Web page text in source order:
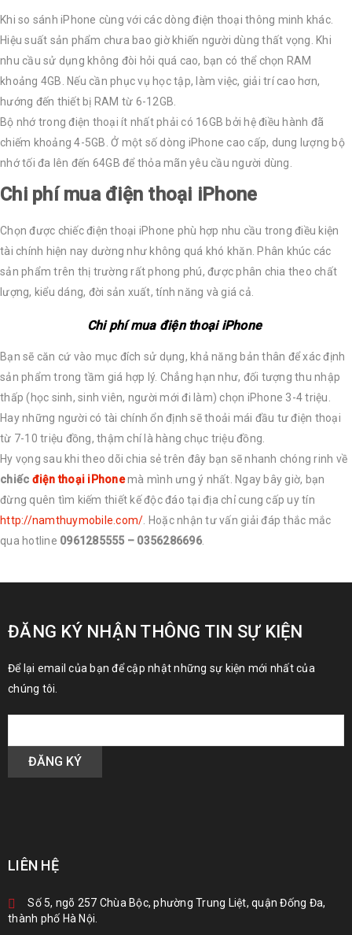
Khi so sánh iPhone cùng với các dòng điện thoại thông minh khác.
Hiệu suất sản phẩm chưa bao giờ khiến người dùng thất vọng. Khi
nhu cầu sử dụng không đòi hỏi quá cao, bạn có thể chọn RAM
khoảng 4GB. Nếu cần phục vụ học tập, làm việc, giải trí cao hơn,
hướng đến thiết bị RAM từ 6-12GB.
Bộ nhớ trong điện thoại ít nhất phải có 16GB bởi hệ điều hành đã
chiếm khoảng 4-5GB. Ở một số dòng iPhone cao cấp, dung lượng bộ
nhớ tối đa lên đến 64GB để thỏa mãn yêu cầu người dùng.
Chi phí mua điện thoại iPhone
Chọn được chiếc điện thoại iPhone phù hợp nhu cầu trong điều kiện
tài chính hiện nay dường như không quá khó khăn. Phân khúc các
sản phẩm trên thị trường rất phong phú, được phân chia theo chất
lượng, kiểu dáng, đời sản xuất, tính năng và giá cả.
Chi phí mua điện thoại iPhone
Bạn sẽ căn cứ vào mục đích sử dụng, khả năng bản thân để xác định
sản phẩm trong tầm giá hợp lý. Chẳng hạn như, đối tượng thu nhập
thấp (học sinh, sinh viên, người mới đi làm) chọn iPhone 3-4 triệu.
Hay những người có tài chính ổn định sẽ thoải mái đầu tư điện thoại
từ 7-10 triệu đồng, thậm chí là hàng chục triệu đồng.
Hy vọng sau khi theo dõi chia sẻ trên đây bạn sẽ nhanh chóng rinh về
chiếc điện thoại iPhonemà mình ưng ý nhất. Ngay bây giờ, bạn
đừng quên tìm kiếm thiết kế độc đáo tại địa chỉ cung cấp uy tín
http://namthuymobile.com/ . Hoặc nhận tư vấn giải đáp thắc mắc
qua hotline 0961285555 – 0356286696.
ĐĂNG KÝ NHẬN THÔNG TIN SỰ KIỆN
Để lại email của bạn để cập nhật những sự kiện mới nhất của
chúng tôi.
LIÊN HỆ
Số 5, ngõ 257 Chùa Bộc, phường Trung Liệt, quận Đống Đa,
thành phố Hà Nội.